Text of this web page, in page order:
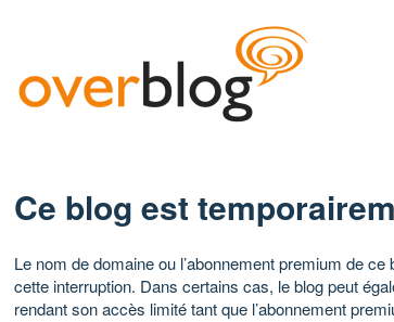
Ce blog est
Le nom de domaine ou l’abonnement premium de
cette interruption. Dans certains cas, le blog peut
rendant son accès limité tant que l’abonnement